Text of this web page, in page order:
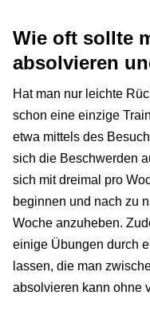
Wie oft sollte
absolvieren
Hat man nur leichte
schon eine einzige
etwa mittels des
sich die Beschwerden
sich mit dreimal pro
beginnen und nach zu
Woche anzuheben.
einige Übungen durch
lassen, die man
absolvieren kann ohne